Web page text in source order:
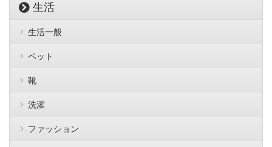
生活
生活一般
ペット
靴
洗濯
ファッション